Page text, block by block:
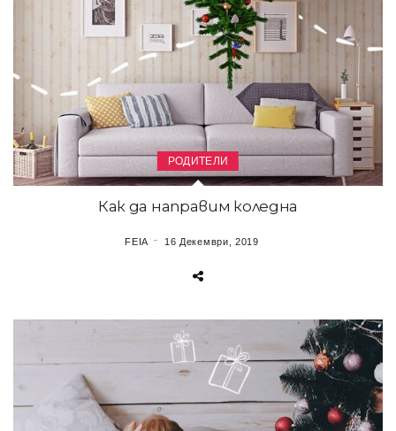
РОДИТЕЛИ
Как да направим коледна
FEIA 16 Декември, 2019